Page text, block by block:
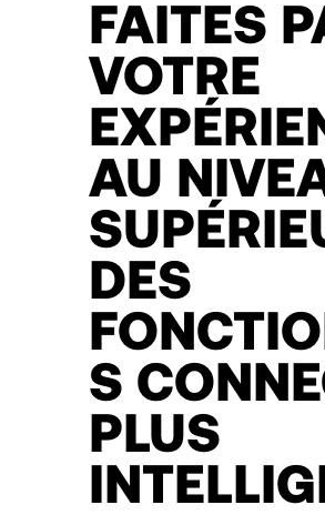
FAITES
VOTRE
AU
DES
S
PLUS